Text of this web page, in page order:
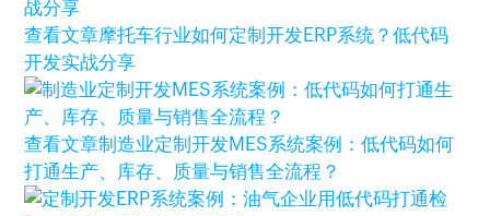
查看文章摩托车行业如何定制开发ERP系统？低代码
开发实战分享
查看文章制造业定制开发MES系统案例：低代码如何
打通生产、库存、质量与销售全流程？